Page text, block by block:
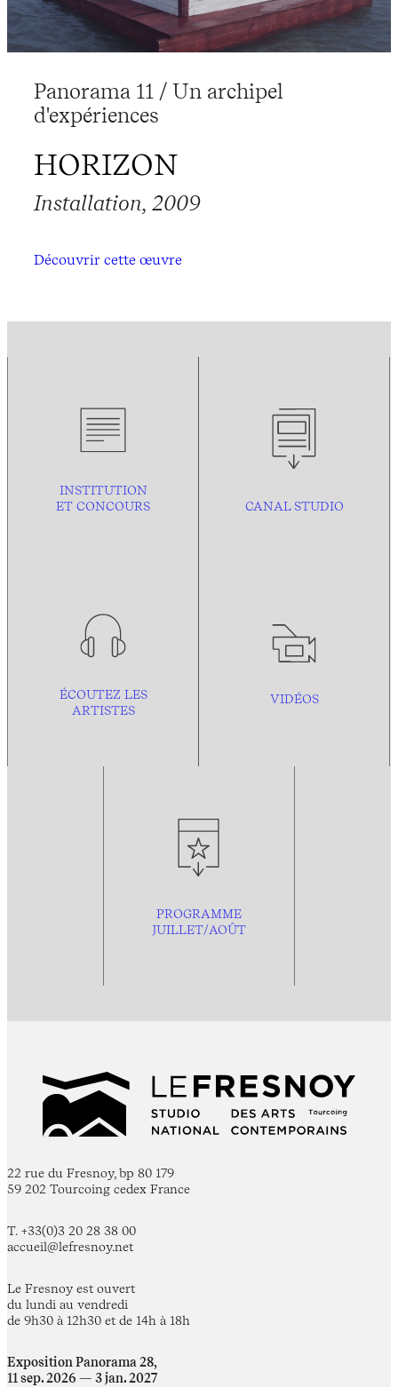
Panorama 11 / Un archipel
d'expériences
HORIZON
Installation, 2009
Découvrir cette œuvre
INSTITUTION
ET CONCOURS
CANAL STUDIO
ÉCOUTEZ LES
ARTISTES
VIDÉOS
PROGRAMME
JUILLET/AOÛT
22 rue du Fresnoy, bp 80 179
59 202 Tourcoing cedex France
T. +33(0)3 20 28 38 00
accueil@lefresnoy.net
Le Fresnoy est ouvert
du lundi au vendredi
de 9h30 à 12h30 et de 14h à 18h
Exposition Panorama 28,
11 sep. 2026 — 3 jan. 2027